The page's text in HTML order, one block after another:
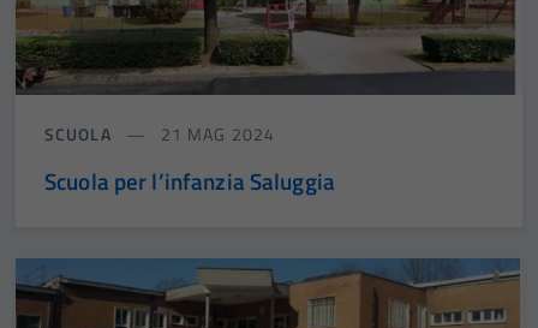
SCUOLA 21 MAG 2024
Scuola per l’infanzia Saluggia